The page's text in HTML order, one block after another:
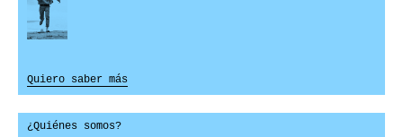
Quiero saber más
¿Quiénes somos?